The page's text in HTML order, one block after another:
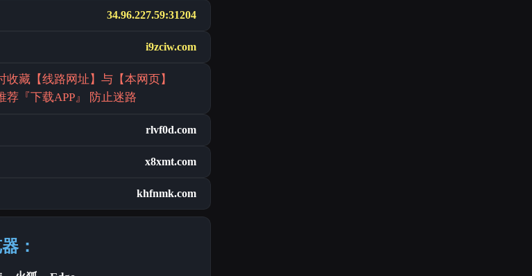
34.96.227.59:31204
i9zciw.com
收藏【线路网址】与【本网页】
荐『下载APP』 防止迷路
rlvf0d.com
x8xmt.com
khfnmk.com
：